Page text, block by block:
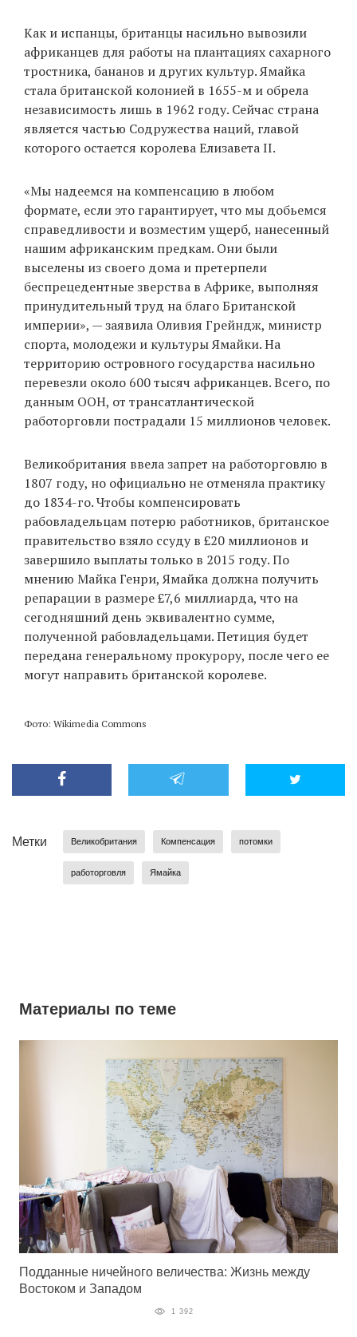
Как и испанцы, британцы насильно вывозили
африканцев для работы на плантациях сахарного
тростника, бананов и других культур. Ямайка
стала британской колонией в 1655-м и обрела
независимость лишь в 1962 году. Сейчас страна
является частью Содружества наций, главой
которого остается королева Елизавета II.
«Мы надеемся на компенсацию в любом
формате, если это гарантирует, что мы добьемся
справедливости и возместим ущерб, нанесенный
нашим африканским предкам. Они были
выселены из своего дома и претерпели
беспрецедентные зверства в Африке, выполняя
принудительный труд на благо Британской
империи», — заявила Оливия Грейндж, министр
спорта, молодежи и культуры Ямайки. На
территорию островного государства насильно
перевезли около 600 тысяч африканцев. Всего, по
данным ООН, от трансатлантической
работорговли пострадали 15 миллионов человек.
Великобритания ввела запрет на работорговлю в
1807 году, но официально не отменяла практику
до 1834-го. Чтобы компенсировать
рабовладельцам потерю работников, британское
правительство взяло ссуду в £20 миллионов и
завершило выплаты только в 2015 году. По
мнению Майка Генри, Ямайка должна получить
репарации в размере £7,6 миллиарда, что на
сегодняшний день эквивалентно сумме,
полученной рабовладельцами. Петиция будет
передана генеральному прокурору, после чего ее
могут направить британской королеве.
Фото: Wikimedia Commons
Метки Великобритания Компенсация потомки
работорговля Ямайка
Материалы по теме
Подданные ничейного величества: Жизнь между
Востоком и Западом
1 392